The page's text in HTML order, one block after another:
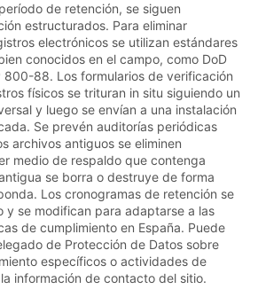
de retención, se siguen
estructurados. Para eliminar
electrónicos se utilizan estándares
conocidos en el campo, como DoD
800-88. Los formularios de verificación
físicos se trituran in situ siguiendo un
y luego se envían a una instalación
Se prevén auditorías periódicas
archivos antiguos se eliminen
medio de respaldo que contenga
se borra o destruye de forma
Los cronogramas de retención se
y se modifican para adaptarse a las
de cumplimiento en España. Puede
de Protección de Datos sobre
específicos o actividades de
información de contacto del sitio.